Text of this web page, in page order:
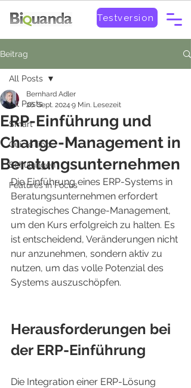
Testversion
Beitrag
All Posts
Smart
Quick-Tipp
Schulungen
Features in Focus
All Posts
ERP-Einführung und
Change-Management in
Beratungsunternehmen
Bernhard Adler
26. Sept. 2024 9 Min. Lesezeit
Die Einführung eines ERP-Systems in
Beratungsunternehmen erfordert
strategisches Change-Management,
um den Kurs erfolgreich zu halten. Es
ist entscheidend, Veränderungen nicht
nur anzunehmen, sondern aktiv zu
nutzen, um das volle Potenzial des
Systems auszuschöpfen.
Herausforderungen bei
der ERP-Einführung
Die Integration einer ERP-Lösung